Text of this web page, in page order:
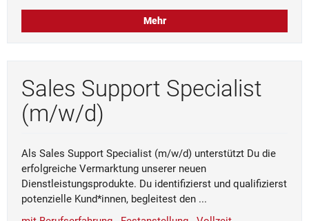
Mehr
Sales Support Specialist
(m/w/d)
Als Sales Support Specialist (m/w/d) unterstützt Du die
erfolgreiche Vermarktung unserer neuen
Dienstleistungsprodukte. Du identifizierst und qualifizierst
potenzielle Kund*innen, begleitest den ...